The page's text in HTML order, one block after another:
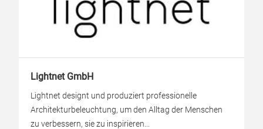
Lightnet GmbH
Lightnet designt und produziert professionelle
Architekturbeleuchtung, um den Alltag der Menschen
zu verbessern, sie zu inspirieren...